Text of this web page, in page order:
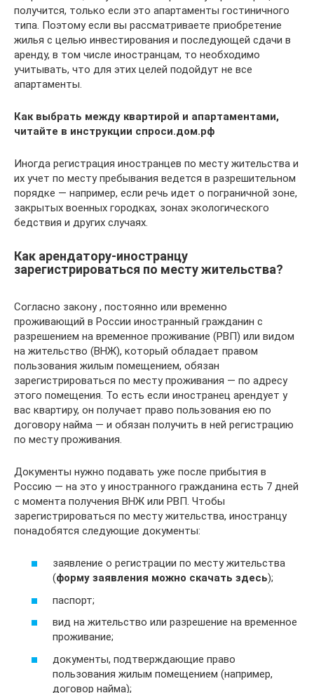
получится, только если это апартаменты гостиничного
типа. Поэтому если вы рассматриваете приобретение
жилья с целью инвестирования и последующей сдачи в
аренду, в том числе иностранцам, то необходимо
учитывать, что для этих целей подойдут не все
апартаменты.
Как выбрать между квартирой и апартаментами,
читайте в инструкции спроси.дом.рф
Иногда регистрация иностранцев по месту жительства и
их учет по месту пребывания ведется в разрешительном
порядке — например, если речь идет о пограничной зоне,
закрытых военных городках, зонах экологического
бедствия и других случаях.
Как арендатору-иностранцу
зарегистрироваться по месту жительства?
Согласно закону , постоянно или временно
проживающий в России иностранный гражданин с
разрешением на временное проживание (РВП) или видом
на жительство (ВНЖ), который обладает правом
пользования жилым помещением, обязан
зарегистрироваться по месту проживания — по адресу
этого помещения. То есть если иностранец арендует у
вас квартиру, он получает право пользования ею по
договору найма — и обязан получить в ней регистрацию
по месту проживания.
Документы нужно подавать уже после прибытия в
Россию — на это у иностранного гражданина есть 7 дней
с момента получения ВНЖ или РВП. Чтобы
зарегистрироваться по месту жительства, иностранцу
понадобятся следующие документы:
заявление о регистрации по месту жительства
(форму заявления можно скачать здесь);
паспорт;
вид на жительство или разрешение на временное
проживание;
документы, подтверждающие право
пользования жилым помещением (например,
договор найма);